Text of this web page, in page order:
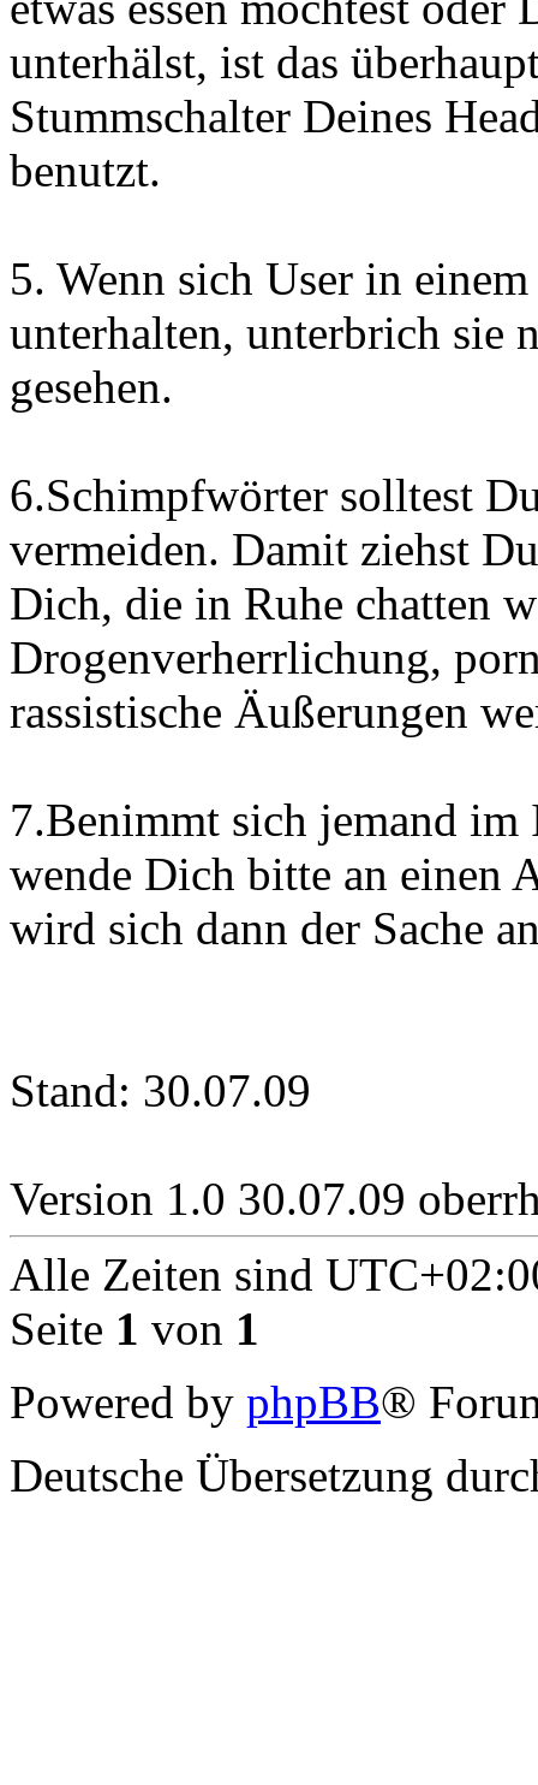
unterhälst, ist das
Stummschalter Deines
benutzt.
5. Wenn sich User in
unterhalten, unterbrich sie
gesehen.
6.Schimpfwörter solltest
vermeiden. Damit ziehst
Dich, die in Ruhe chatten
Drogenverherrlichung,
rassistische Äußerungen
7.Benimmt sich jemand im
wende Dich bitte an einen
wird sich dann der Sache
Stand: 30.07.09
Version 1.0 30.07.09
Alle Zeiten sind
Seite 1 von 1
Powered by phpBB®
Deutsche Übersetzung